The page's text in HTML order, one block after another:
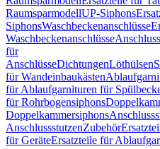
RaumsparmodellUP-Siphons
SiphonsWaschbeckenanschlüsse
Waschbeckenanschlüsse
für
AnschlüsseDichtungenLöthülsen
für Wandeinbaukästen
für Ablaufgarnituren für
für Rohrbogensiphons
Doppelkammersiphons
AnschlussstutzenZubehör
für GeräteErsatzteile für